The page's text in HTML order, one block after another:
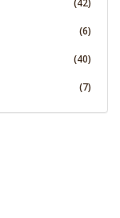
(42)
(6)
(40)
(7)